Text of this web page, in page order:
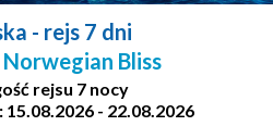
- rejs 7 dni
Bliss
rejsu 7 nocy
- 22.08.2026